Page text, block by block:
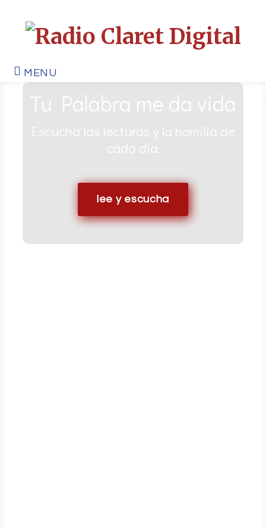
MENU
Tu Palabra me da vida
Escucha las lecturas y la homilía de
cada día.
lee y escucha